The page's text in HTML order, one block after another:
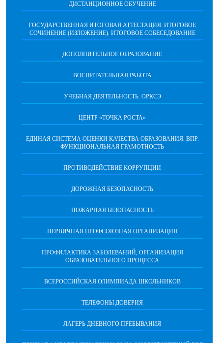
ДИСТАНЦИОННОЕ ОБУЧЕНИЕ
ГОСУДАРСТВЕННАЯ ИТОГОВАЯ АТТЕСТАЦИЯ. ИТОГОВОЕ
СОЧИНЕНИЕ (ИЗЛОЖЕНИЕ). ИТОГОВОЕ СОБЕСЕДОВАНИЕ
ДОПОЛНИТЕЛЬНОЕ ОБРАЗОВАНИЕ
ВОСПИТАТЕЛЬНАЯ РАБОТА
УЧЕБНАЯ ДЕЯТЕЛЬНОСТЬ. ОРКСЭ
ЦЕНТР «ТОЧКА РОСТА»
ЕДИНАЯ СИСТЕМА ОЦЕНКИ КАЧЕСТВА ОБРАЗОВАНИЯ. ВПР.
ФУНКЦИОНАЛЬНАЯ ГРАМОТНОСТЬ
ПРОТИВОДЕЙСТВИЕ КОРРУПЦИИ
ДОРОЖНАЯ БЕЗОПАСНОСТЬ
ПОЖАРНАЯ БЕЗОПАСНОСТЬ
ПЕРВИЧНАЯ ПРОФСОЮЗНАЯ ОРГАНИЗАЦИЯ
ПРОФИЛАКТИКА ЗАБОЛЕВАНИЙ, ОРГАНИЗАЦИЯ
ОБРАЗОВАТЕЛЬНОГО ПРОЦЕССА
ВСЕРОССИЙСКАЯ ОЛИМПИАДА ШКОЛЬНИКОВ
ТЕЛЕФОНЫ ДОВЕРИЯ
ЛАГЕРЬ ДНЕВНОГО ПРЕБЫВАНИЯ